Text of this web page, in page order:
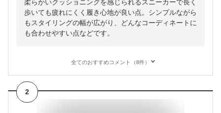
柔らかいクッショニングを感じられるスニーカーで長く
歩いても疲れにくく履き心地が良い点。シンプルながら
もスタイリングの幅が広がり、どんなコーディネートに
も合わせやすい点などです。
全てのおすすめコメント（8件）
2